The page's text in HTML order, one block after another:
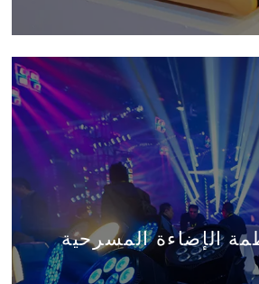
الإضاءة المسرحية